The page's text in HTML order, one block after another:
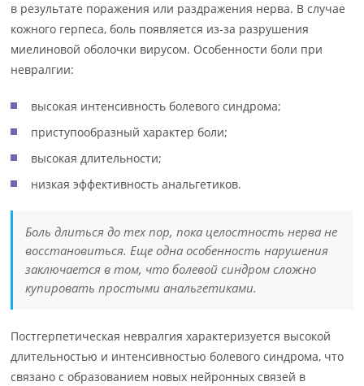
в результате поражения или раздражения нерва. В случае
кожного герпеса, боль появляется из-за разрушения
миелиновой оболочки вирусом. Особенности боли при
невралгии:
высокая интенсивность болевого синдрома;
приступообразный характер боли;
высокая длительности;
низкая эффективность анальгетиков.
Боль длиться до тех пор, пока целостность нерва не
восстановиться. Еще одна особенность нарушения
заключается в том, что болевой синдром сложно
купировать простыми анальгетиками.
Постгерпетическая невралгия характеризуется высокой
длительностью и интенсивностью болевого синдрома, что
связано с образованием новых нейронных связей в